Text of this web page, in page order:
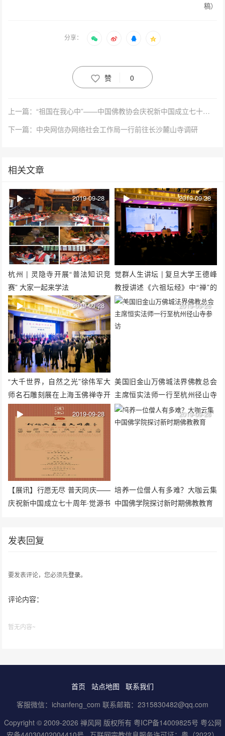
稿）
分享：
赞 0
上一篇：“祖国在我心中”——中国佛教协会庆祝新中国成立七十周年系列活动在京举行
下一篇：中央网信办网络社会工作局一行前往长沙麓山寺调研
相关文章
杭州 | 灵隐寺开展“普法知识竞
赛” 大家一起来学法
2019-09-28
觉群人生讲坛 | 复旦大学王德峰
教授讲述《六祖坛经》中“禅”的
智慧
2019-09-28
“大千世界，自然之光”徐伟军大
师名石雕刻展在上海玉佛禅寺开
幕
2019-09-28
美国旧金山万佛城法界佛教总会
主席恒实法师一行至杭州径山寺
参访
2019-09-28
【展讯】行愿无尽 普天同庆——
庆祝新中国成立七十周年·觉源书
2019-09-28
培养一位僧人有多难？大咖云集
中国佛学院探讨新时期佛教教育
2019-09-28
发表回复
要发表评论，您必须先登录。
评论内容：
暂无内容~
首页 站点地图
联系我们
客服微信：ichanfeng_com 联系邮箱：2315830482@qq.com
Copyright © 2009-2026 禅风网 版权所有 粤ICP备14009825号 粤公网